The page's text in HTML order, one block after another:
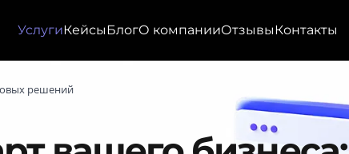
УслугиКейсыБлогО компанииОтзывыКонтакты
решений